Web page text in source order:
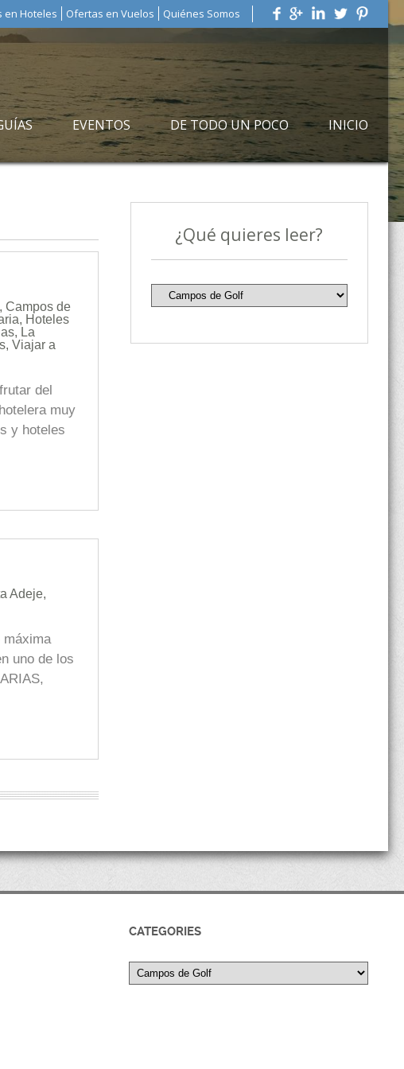
en Hoteles Ofertas en Vuelos Quiénes Somos
EVENTOS DE TODO UN POCO INICIO
, Campos de
, Hoteles
, La
, Viajar a
del
muy
y hoteles
Adeje,
máxima
uno de los
¿Qué quieres leer?
CATEGORIES